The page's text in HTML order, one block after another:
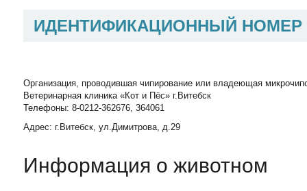
ИДЕНТИФИКАЦИОННЫЙ
Организация, проводившая чипирование или владеющая
Ветеринарная клиника «Кот и Пёс» г.Витебск
Телефоны: 8-0212-362676, 364061
Адрес: г.Витебск, ул.Димитрова, д.29
Информация о животном